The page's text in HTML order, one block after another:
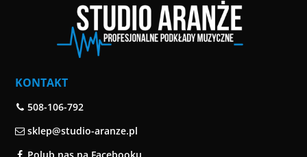
KONTAKT
508-106-792
sklep@studio-aranze.pl